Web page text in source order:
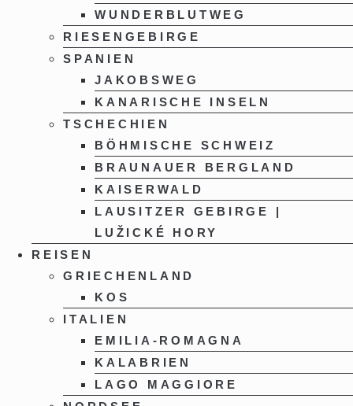
WUNDERBLUTWEG
RIESENGEBIRGE
SPANIEN
JAKOBSWEG
KANARISCHE INSELN
TSCHECHIEN
BÖHMISCHE SCHWEIZ
BRAUNAUER BERGLAND
KAISERWALD
LAUSITZER GEBIRGE |
LUŽICKÉ HORY
REISEN
GRIECHENLAND
KOS
ITALIEN
EMILIA-ROMAGNA
KALABRIEN
LAGO MAGGIORE